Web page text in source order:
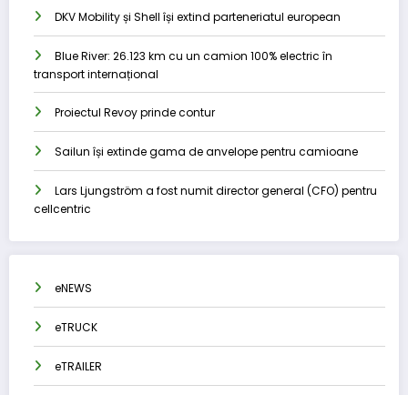
DKV Mobility și Shell își extind parteneriatul european
Blue River: 26.123 km cu un camion 100% electric în
transport internațional
Proiectul Revoy prinde contur
Sailun își extinde gama de anvelope pentru camioane
Lars Ljungström a fost numit director general (CFO) pentru
cellcentric
eNEWS
eTRUCK
eTRAILER